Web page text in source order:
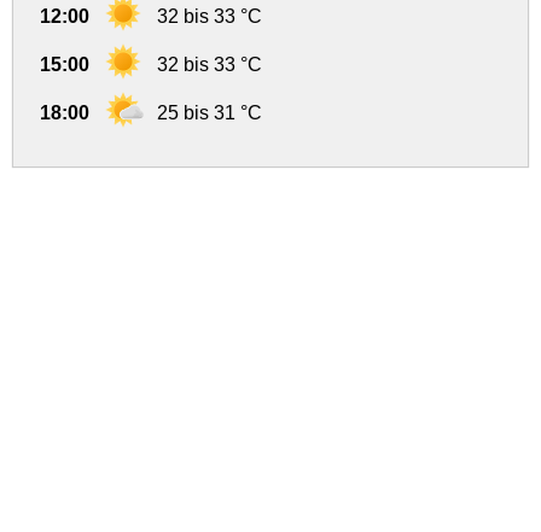
12:00 32 bis 33 °C
15:00 32 bis 33 °C
18:00 25 bis 31 °C